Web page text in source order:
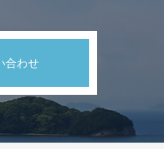
合わせ